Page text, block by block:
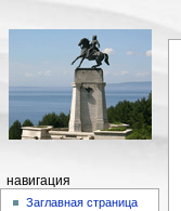
навигация
Заглавная страница